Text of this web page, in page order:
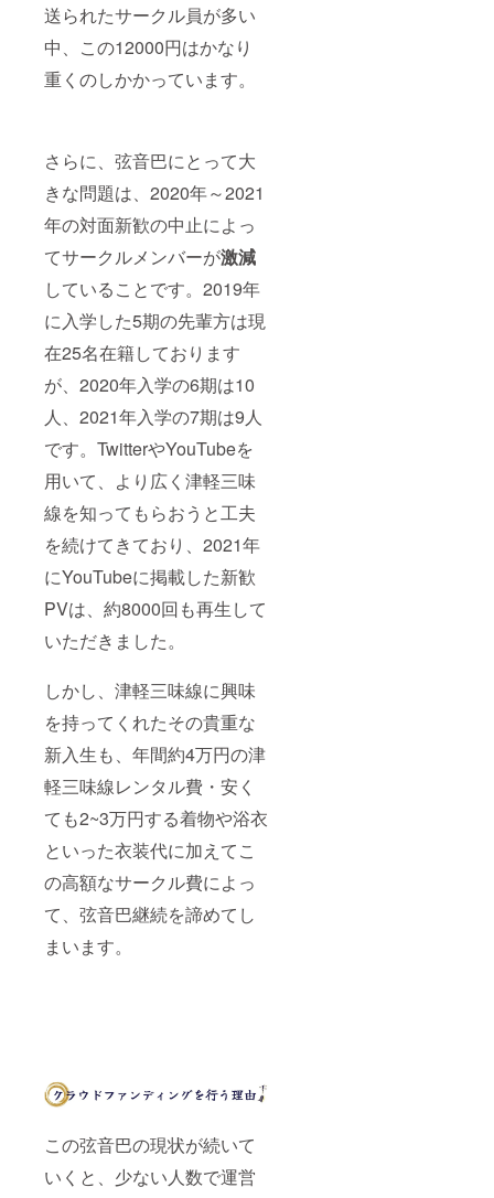
送られたサークル員が多い
中、この12000円はかなり
重くのしかかっています。
さらに、弦音巴にとって大
きな問題は、2020年～2021
年の対面新歓の中止によっ
てサークルメンバーが激減
していることです。2019年
に入学した5期の先輩方は現
在25名在籍しております
が、2020年入学の6期は10
人、2021年入学の7期は9人
です。TwitterやYouTubeを
用いて、より広く津軽三味
線を知ってもらおうと工夫
を続けてきており、2021年
にYouTubeに掲載した新歓
PVは、約8000回も再生して
いただきました。
しかし、津軽三味線に興味
を持ってくれたその貴重な
新入生も、年間約4万円の津
軽三味線レンタル費・安く
ても2~3万円する着物や浴衣
といった衣装代に加えてこ
の高額なサークル費によっ
て、弦音巴継続を諦めてし
まいます。
この弦音巴の現状が続いて
いくと、少ない人数で運営